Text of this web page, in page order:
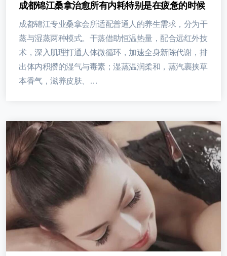
成都锦江桑拿治愈所有内耗特别是在疲惫的时候
成都锦江专业桑拿会所适配普通人的养生需求，分为干
蒸与湿蒸两种模式。干蒸借助恒温热量，配合远红外技
术，深入肌理打通人体微循环，加速全身新陈代谢，排
出体内积攒的湿气与毒素；湿蒸温润柔和，蒸汽裹挟草
本香气，滋养皮肤、…